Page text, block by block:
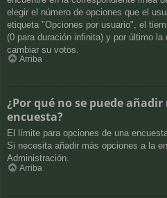
elegir el número de opciones que el
etiqueta "Opciones por usuario", el
(0 para duración infinita) y por último
cambiar su votos.
Arriba
¿Por qué no se puede
encuesta?
El límite para opciones de una
Si necesita añadir más opciones a la
Administración.
Arriba